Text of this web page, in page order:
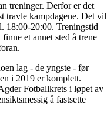
treninger. Derfor er det
travle kampdagene. Det vil
18:00-20:00. Treningstid
et annet sted å trene
lag - de yngste - før
i 2019 er komplett.
Fotballkrets i løpet av
å fastsette